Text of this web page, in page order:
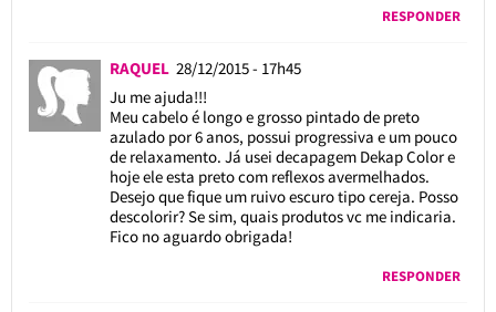
RESPONDER
RAQUEL 28/12/2015 - 17h45
Ju me ajuda!!!
Meu cabelo é longo e grosso pintado de preto
azulado por 6 anos, possui progressiva e um pouco
de relaxamento. Já usei decapagem Dekap Color e
hoje ele esta preto com reflexos avermelhados.
Desejo que fique um ruivo escuro tipo cereja. Posso
descolorir? Se sim, quais produtos vc me indicaria.
Fico no aguardo obrigada!
RESPONDER